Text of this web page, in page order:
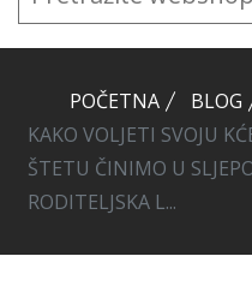
POČETNA BLOG
KAKO VOLJETI SVOJU
ŠTETU ČINIMO U
RODITELJSKA L...